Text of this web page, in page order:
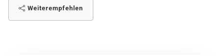
Weiterempfehlen